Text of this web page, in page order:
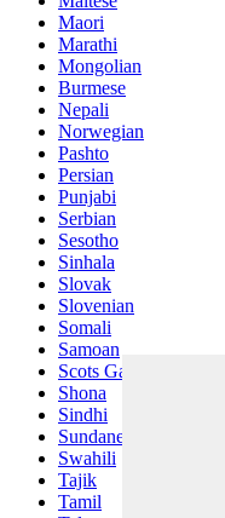
Maori
Marathi
Mongolian
Burmese
Nepali
Norwegian
Pashto
Persian
Punjabi
Serbian
Sesotho
Sinhala
Slovak
Slovenian
Somali
Samoan
Scots Gaelic
Shona
Sindhi
Sundanese
Swahili
Tajik
Tamil